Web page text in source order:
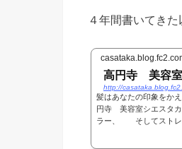
４年間書いてき
高円寺 美容
http://
髪はあなたの印象を
円寺 美容室シエスタ
ラー、 そしてストレ